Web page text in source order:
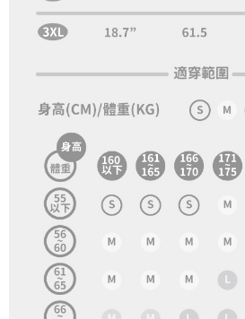
離島宅配
每筆NT$120，滿NT$1,000(含以上)免運費
國家/地區配送